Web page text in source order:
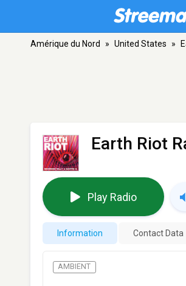
Amérique du Nord » United States »
Earth Riot
Play Radio
Information Contact Data
AMBIENT